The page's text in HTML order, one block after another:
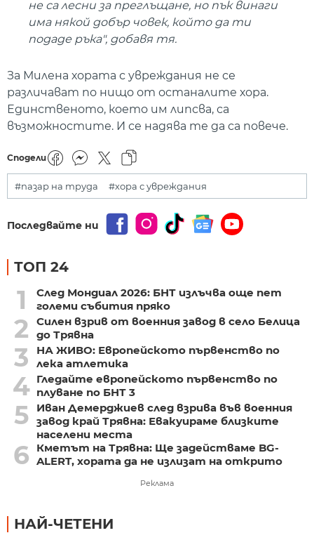
не са лесни за преглъщане, но пък винаги
има някой добър човек, който да ти
подаде ръка", добавя тя.
За Милена хората с увреждания не се
различават по нищо от останалите хора.
Единственото, което им липсва, са
възможностите. И се надява те да са повече.
Сподели
#пазар на труда #хора с увреждания
Последвайте ни
ТОП 24
1
След Мондиал 2026: БНТ излъчва още пет
големи събития пряко
2
Силен взрив от военния завод в село Белица
до Трявна
3
НА ЖИВО: Европейското първенство по
лека атлетика
4 Гледайте европейското първенство по
плуване по БНТ 3
5
Иван Демерджиев след взрива във военния
завод край Трявна: Евакуираме близките
населени места
6
Кметът на Трявна: Ще задействаме BG-
ALERT, хората да не излизат на открито
Реклама
НАЙ-ЧЕТЕНИ